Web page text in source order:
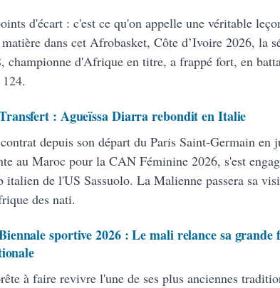
d'écart : c'est ce qu'on appelle une véritable
matière dans cet Afrobasket, Côte d’Ivoire 2026, la
championne d'Afrique en titre, a frappé fort, en
: Agueïssa Diarra rebondit en Italie
depuis son départ du Paris Saint-Germain en
au Maroc pour la CAN Féminine 2026, s'est
italien de l'US Sassuolo. La Malienne passera sa
des nati.
sportive 2026 : Le mali relance sa grande
à faire revivre l'une de ses plus anciennes